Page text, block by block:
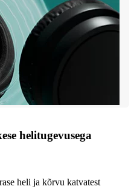
helitugevusega
heli ja kõrvu katvatest